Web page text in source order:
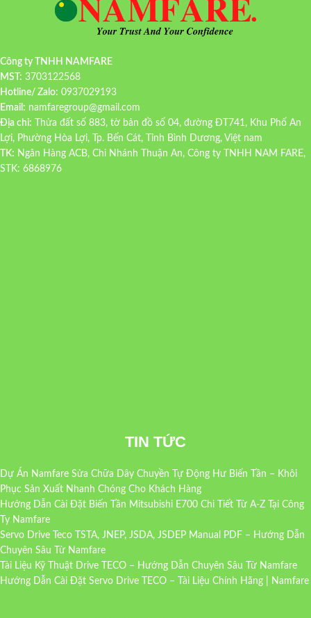
Công ty TNHH NAMFARE
MST: 3703122568
Hotline/ Zalo: 0937029193
Email: namfaregroup@gmail.com
Địa chỉ: Thửa đất số 883, tờ bản đồ số 04, đường ĐT741, Khu Phố An
Lợi, Phường Hòa Lợi, Tp. Bến Cát, Tỉnh Bình Dương, Việt nam
TK: Ngân Hàng ACB, Chi Nhánh Thuận An, Công ty TNHH NAM FARE,
STK: 6868976
TIN TỨC
Dự Án Namfare Sửa Chữa Dây Chuyền Tự Động Hư Biến Tần – Khôi
Phục Sản Xuất Nhanh Chóng Cho Khách Hàng
Hướng Dẫn Cài Đặt Biến Tần Mitsubishi E700 Chi Tiết Từ A-Z Tại Công
Ty Namfare
Servo Drive Teco TSTA, JNEP, JSDA, JSDEP Manual PDF – Hướng Dẫn
Chuyên Sâu Từ Namfare
Tài Liệu Kỹ Thuật Drive TECO – Hướng Dẫn Chuyên Sâu Từ Namfare
Hướng Dẫn Cài Đặt Servo Drive TECO – Tài Liệu Chính Hãng | Namfare